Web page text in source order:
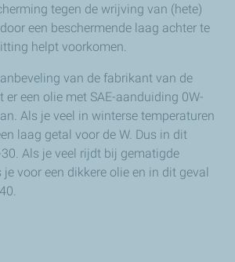
tegen de wrijving van (hete)
een beschermende laag achter te
helpt voorkomen.
van de fabrikant van de
er een olie met SAE-aanduiding 0W-
Als je veel in winterse temperaturen
laag getal voor de W. Dus in dit
Als je veel rijdt bij gematigde
voor een dikkere olie en in dit geval